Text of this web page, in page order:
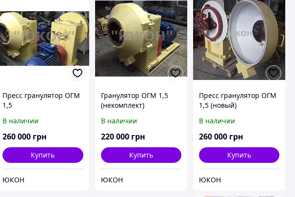
Пресс гранулятор ОГМ
1,5
В наличии
260 000 грн
Купить
ЮКОН
Гранулятор ОГМ 1,5
(некомплект)
В наличии
220 000 грн
Купить
ЮКОН
Пресс гранулятор ОГМ
1,5 (новый)
В наличии
260 000 грн
Купить
ЮКОН